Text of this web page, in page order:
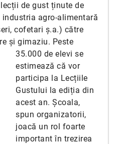
de gust ținute de
agro-alimentară
cofetari ș.a.) către
și gimaziu. Peste
35.000 de elevi se
estimează că vor
participa la Lecțiile
Gustului la ediția din
acest an. Școala,
spun organizatorii,
joacă un rol foarte
important în trezirea